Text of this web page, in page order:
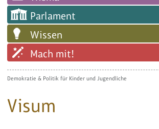
Parlament
Wissen
Mach mit!
Demokratie & Politik für Kinder und Jugendliche
Visum